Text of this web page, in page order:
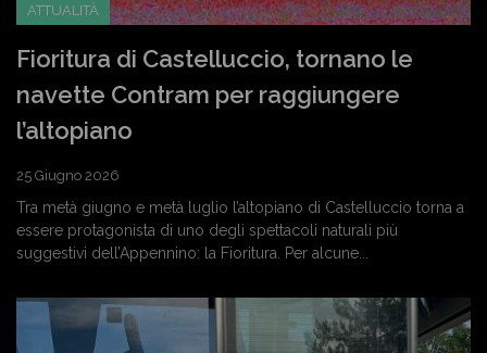
ATTUALITÀ
Fioritura di Castelluccio, tornano le
navette Contram per raggiungere
l’altopiano
25 Giugno 2026
Tra metà giugno e metà luglio l’altopiano di Castelluccio torna a
essere protagonista di uno degli spettacoli naturali più
suggestivi dell’Appennino: la Fioritura. Per alcune...